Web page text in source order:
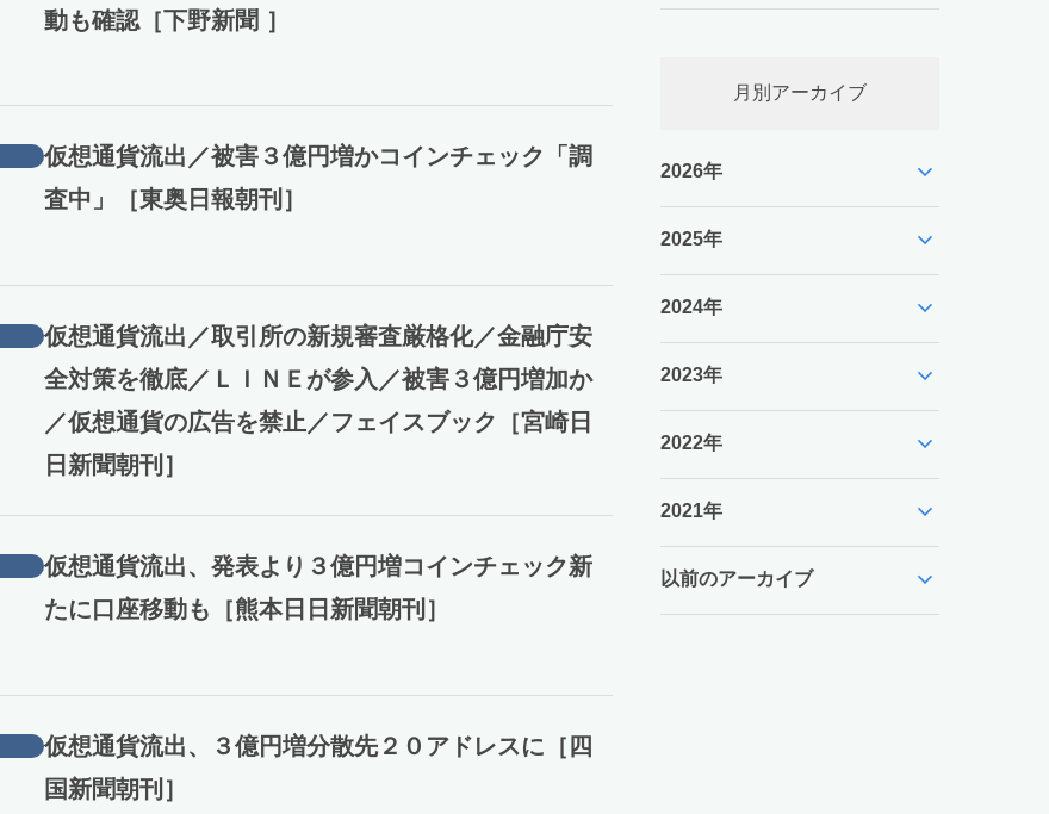
動も確認［下野新聞 ］
仮想通貨流出／被害３億円増かコインチェック「調
査中」［東奥日報朝刊］
仮想通貨流出／取引所の新規審査厳格化／金融庁安
全対策を徹底／ＬＩＮＥが参入／被害３億円増加か
／仮想通貨の広告を禁止／フェイスブック［宮崎日
日新聞朝刊］
仮想通貨流出、発表より３億円増コインチェック新
たに口座移動も［熊本日日新聞朝刊］
仮想通貨流出、３億円増分散先２０アドレスに［四
国新聞朝刊］
月別アーカイブ
2026年 expand_more
2025年 expand_more
2024年 expand_more
2023年 expand_more
2022年 expand_more
2021年 expand_more
以前のアーカイブ expand_more